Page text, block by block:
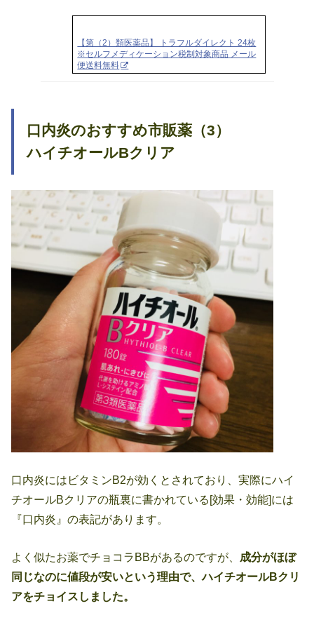
【第（2）類医薬品】 トラフルダイレクト 24枚
※セルフメディケーション税制対象商品 メール
便送料無料
口内炎のおすすめ市販薬（3）
ハイチオールBクリア
口内炎にはビタミンB2が効くとされており、実際にハイ
チオールBクリアの瓶裏に書かれている[効果・効能]には
『口内炎』の表記があります。
よく似たお薬でチョコラBBがあるのですが、 成分がほぼ
同じなのに値段が安いという理由で、ハイチオールBクリ
アをチョイスしました。